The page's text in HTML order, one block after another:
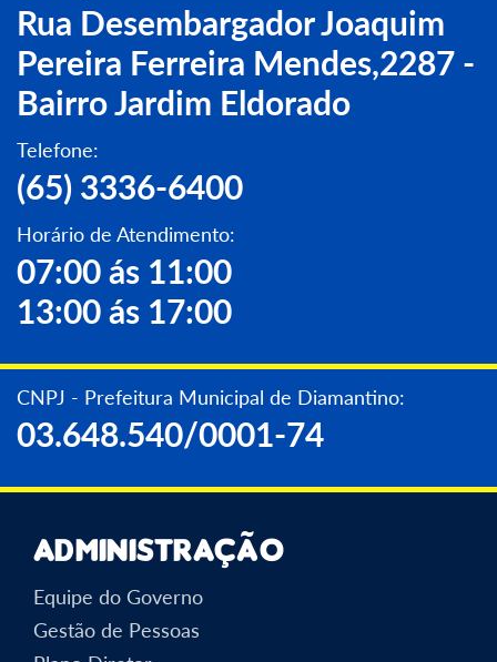
Rua Desembargador Joaquim
Pereira Ferreira Mendes,2287 -
Bairro Jardim Eldorado
Telefone:
(65) 3336-6400
Horário de Atendimento:
07:00 ás 11:00
13:00 ás 17:00
CNPJ - Prefeitura Municipal de Diamantino:
03.648.540/0001-74
Administração
Equipe do Governo
Gestão de Pessoas